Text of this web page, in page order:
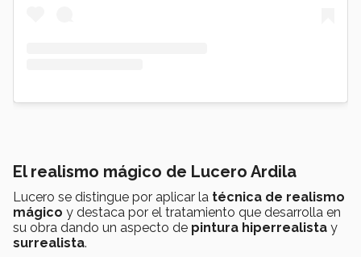
El realismo mágico de Lucero Ardila
Lucero se distingue por aplicar la técnica de realismo
mágico y destaca por el tratamiento que desarrolla en
su obra dando un aspecto de pintura hiperrealista y
surrealista.